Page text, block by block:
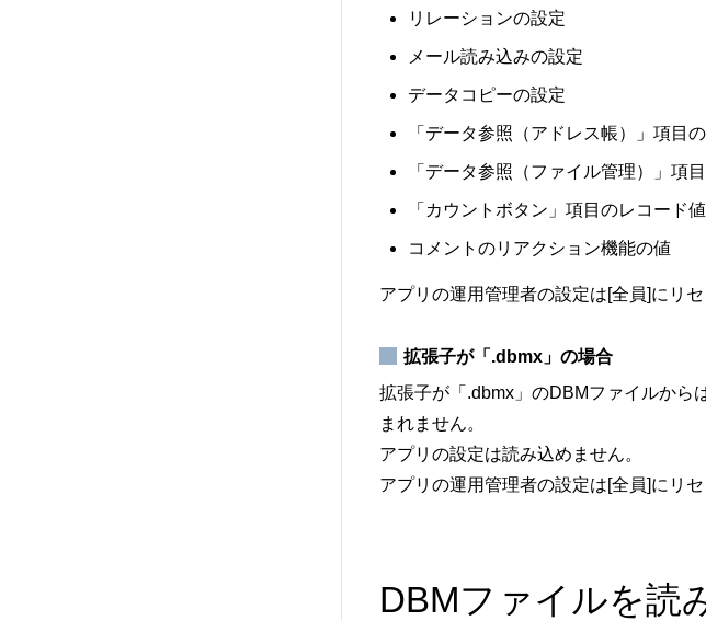
リレーションの設定
メール読み込みの設定
データコピーの設定
「データ参照（アドレス帳）」項目
「データ参照（ファイル管理）」項
「カウントボタン」項目のレコード値
コメントのリアクション機能の値
アプリの運用管理者の設定は[全員]にリ
拡張子が「.dbmx」の場合
拡張子が「.dbmx」のDBMファイルから
まれません。
アプリの設定は読み込めません。
アプリの運用管理者の設定は[全員]にリ
DBMファイルを読